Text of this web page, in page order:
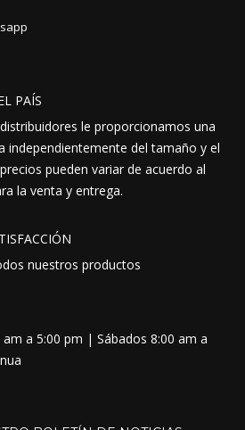
PAÍS
le proporcionamos una
independientemente del tamaño y el
pueden variar de acuerdo al
la venta y entrega.
nuestros productos
am a 5:00 pm | Sábados 8:00 am a